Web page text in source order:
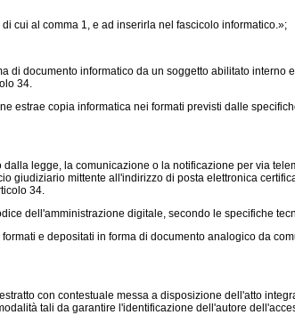
cui al comma 1, e ad inserirla nel fascicolo informatico.»;
documento informatico da un soggetto abilitato interno
34.
copia informatica nei formati previsti dalle
legge, la comunicazione o la notificazione per via
mittente all'indirizzo di posta elettronica
34.
dell'amministrazione digitale, secondo le specifiche
e depositati in forma di documento analogico da
con contestuale messa a disposizione dell'atto
tali da garantire l'identificazione dell'autore